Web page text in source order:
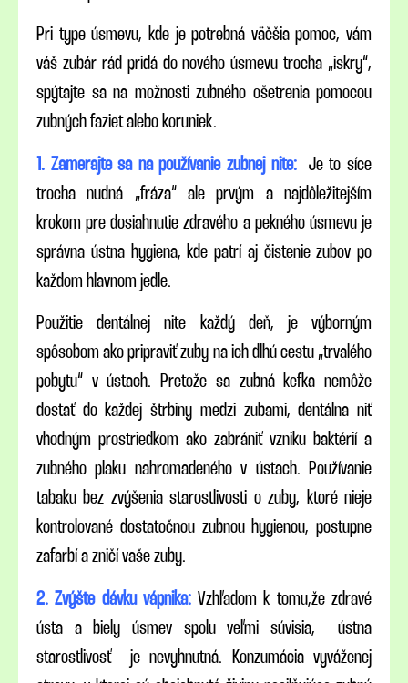
Pri type úsmevu, kde je potrebná väčšia pomoc, vám
váš zubár rád pridá do nového úsmevu trocha „iskry“,
spýtajte sa na možnosti zubného ošetrenia pomocou
zubných faziet alebo koruniek.
1. Zamerajte sa na používanie zubnej nite: Je to síce
trocha nudná „fráza“ ale prvým a najdôležitejším
krokom pre dosiahnutie zdravého a pekného úsmevu je
správna ústna hygiena, kde patrí aj čistenie zubov po
každom hlavnom jedle.
Použitie dentálnej nite každý deň, je výborným
spôsobom ako pripraviť zuby na ich dlhú cestu „trvalého
pobytu“ v ústach. Pretože sa zubná kefka nemôže
dostať do každej štrbiny medzi zubami, dentálna niť
vhodným prostriedkom ako zabrániť vzniku baktérií a
zubného plaku nahromadeného v ústach. Používanie
tabaku bez zvýšenia starostlivosti o zuby, ktoré nieje
kontrolované dostatočnou zubnou hygienou, postupne
zafarbí a zničí vaše zuby.
2. Zvýšte dávku vápnika:Vzhľadom k tomu,že zdravé
ústa a biely úsmev spolu veľmi súvisia, ústna
starostlivosť je nevyhnutná. Konzumácia vyváženej